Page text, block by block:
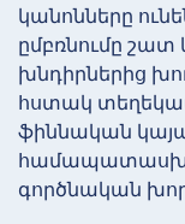
կանոնները
ըմբռնումը շատ
խնդիրներից
հստակ
ֆիննական
գործնական